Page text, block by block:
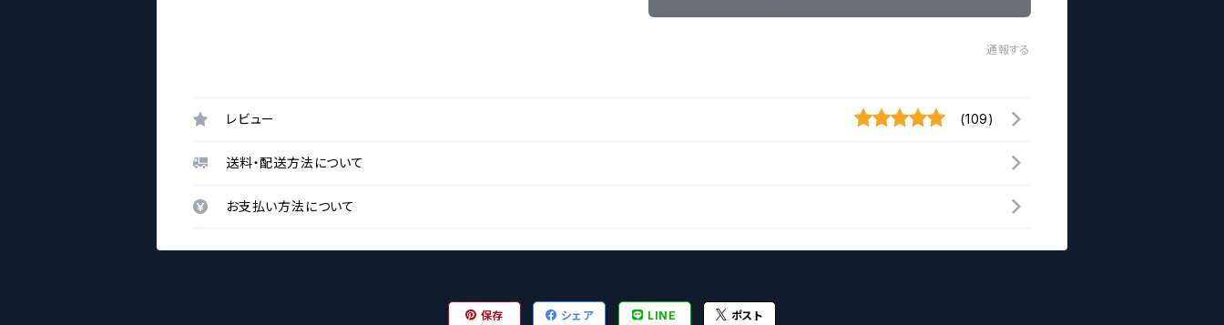
通報する
レビュー (109)
送料・配送方法について
お支払い方法について
保存 シェア LINE ポスト